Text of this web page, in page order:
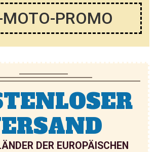
PROMO
DER EUROPÄISCHEN